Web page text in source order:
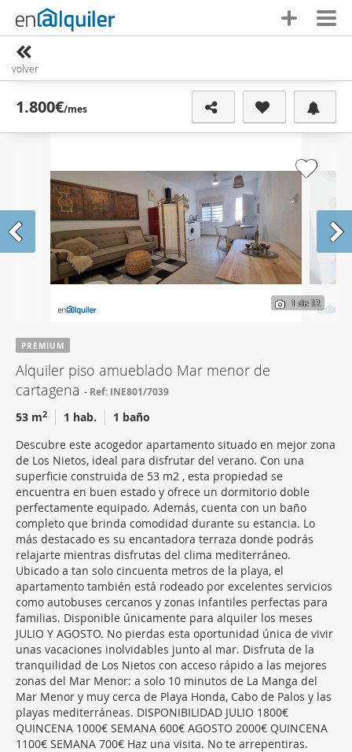
volver
1.800€/mes
1 de 12
PREMIUM
Alquiler piso amueblado Mar menor de
cartagena
Ref: INE801/7039
53 m2 1 hab.
1 baño
Descubre este acogedor apartamento situado en mejor zona
de Los Nietos, ideal para disfrutar del verano. Con una
superficie construida de 53 m2 , esta propiedad se
encuentra en buen estado y ofrece un dormitorio doble
perfectamente equipado. Además, cuenta con un baño
completo que brinda comodidad durante su estancia. Lo
más destacado es su encantadora terraza donde podrás
relajarte mientras disfrutas del clima mediterráneo.
Ubicado a tan solo cincuenta metros de la playa, el
apartamento también está rodeado por excelentes servicios
como autobuses cercanos y zonas infantiles perfectas para
familias. Disponible únicamente para alquiler los meses
JULIO Y AGOSTO. No pierdas esta oportunidad única de vivir
unas vacaciones inolvidables junto al mar. Disfruta de la
tranquilidad de Los Nietos con acceso rápido a las mejores
zonas del Mar Menor: a solo 10 minutos de La Manga del
Mar Menor y muy cerca de Playa Honda, Cabo de Palos y las
playas mediterráneas. DISPONIBILIDAD JULIO 1800€
QUINCENA 1000€ SEMANA 600€ AGOSTO 2000€ QUINCENA
1100€ SEMANA 700€ Haz una visita. No te arrepentiras.